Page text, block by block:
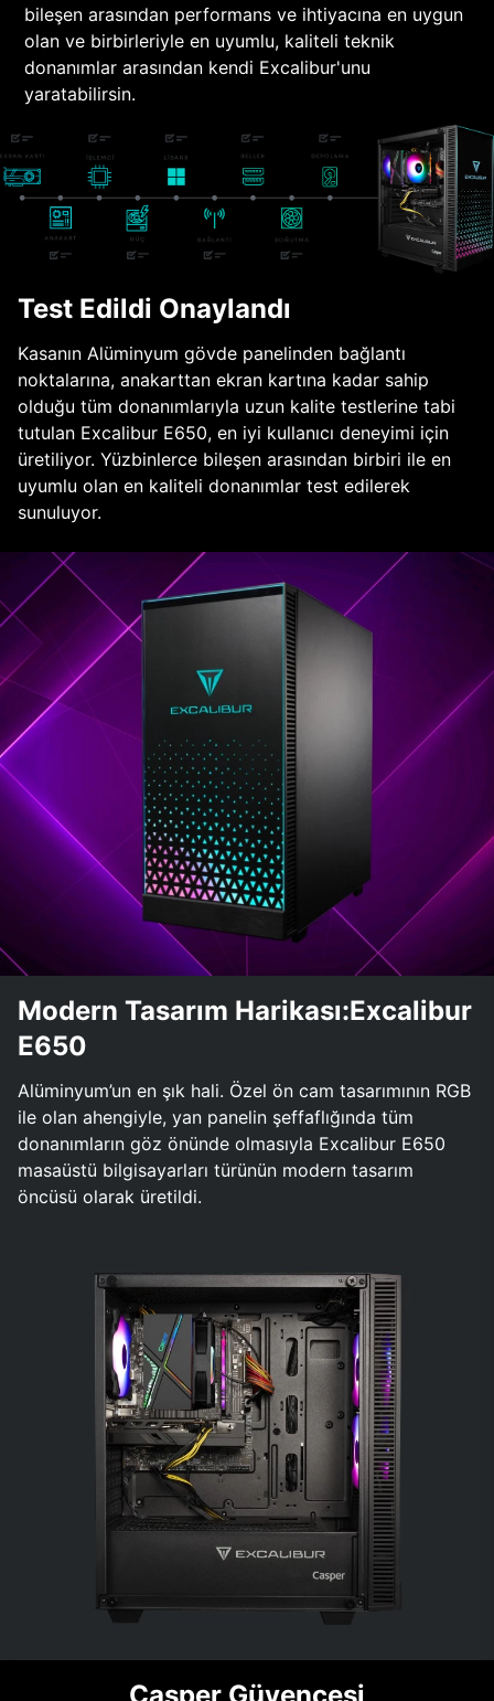
bileşen arasından performans ve ihtiyacına en uygun
olan ve birbirleriyle en uyumlu, kaliteli teknik
donanımlar arasından kendi Excalibur'unu
yaratabilirsin.
Test Edildi Onaylandı
Kasanın Alüminyum gövde panelinden bağlantı
noktalarına, anakarttan ekran kartına kadar sahip
olduğu tüm donanımlarıyla uzun kalite testlerine tabi
tutulan Excalibur E650, en iyi kullanıcı deneyimi için
üretiliyor. Yüzbinlerce bileşen arasından birbiri ile en
uyumlu olan en kaliteli donanımlar test edilerek
sunuluyor.
Modern Tasarım Harikası:Excalibur
E650
Alüminyum’un en şık hali. Özel ön cam tasarımının RGB
ile olan ahengiyle, yan panelin şeffaflığında tüm
donanımların göz önünde olmasıyla Excalibur E650
masaüstü bilgisayarları türünün modern tasarım
öncüsü olarak üretildi.